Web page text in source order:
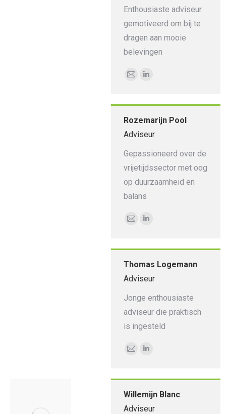
Enthousiaste adviseur
gemotiveerd om bij te
dragen aan mooie
belevingen
E-
Rozemarijn Pool
Adviseur
Gepassioneerd over de
vrijetijdssector met oog
op duurzaamheid en
balans
E-
Thomas Logemann
Adviseur
Jonge enthousiaste
adviseur die praktisch
is ingesteld
E-
Willemijn Blanc
Adviseur